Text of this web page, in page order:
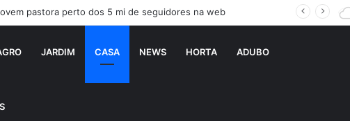
pastora perto dos 5 mi de seguidores na web
JARDIM CASA NEWS HORTA ADUBO